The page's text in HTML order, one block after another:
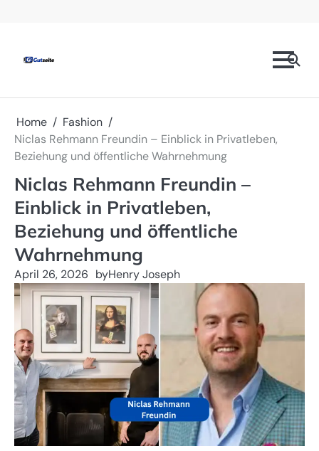
Home
Fashion
Niclas Rehmann Freundin – Einblick in Privatleben,
Beziehung und öffentliche Wahrnehmung
Niclas Rehmann Freundin –
Einblick in Privatleben,
Beziehung und öffentliche
Wahrnehmung
April 26, 2026 byHenry Joseph